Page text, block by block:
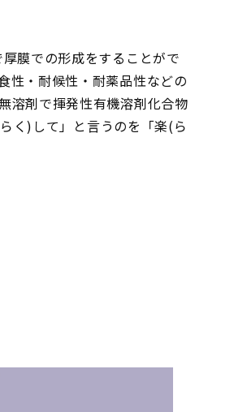
膜での形成をすることがで
性・耐候性・耐薬品性などの
溶剤で揮発性有機溶剤化合物
く)して」と言うのを「楽(ら